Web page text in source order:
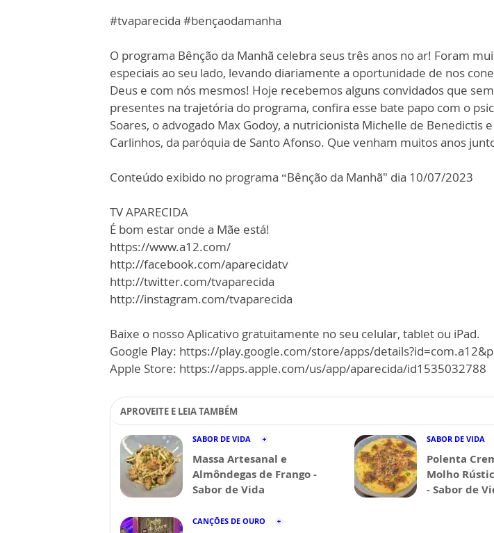
#tvaparecida #bençaodamanha
O programa Bênção da Manhã celebra seus três anos no ar! Foram
especiais ao seu lado, levando diariamente a oportunidade de nos
Deus e com nós mesmos! Hoje recebemos alguns convidados que
presentes na trajetória do programa, confira esse bate papo com o
Soares, o advogado Max Godoy, a nutricionista Michelle de Benedictis
Carlinhos, da paróquia de Santo Afonso. Que venham muitos anos
Conteúdo exibido no programa “Bênção da Manhã" dia 10/07/2023
TV APARECIDA
É bom estar onde a Mãe está!
https://www.a12.com/
http://facebook.com/aparecidatv
http://twitter.com/tvaparecida
http://instagram.com/tvaparecida
Baixe o nosso Aplicativo gratuitamente no seu celular, tablet ou iPad.
Google Play: https://play.google.com/store/apps/
Apple Store: https://apps.apple.com/us/app/aparecida/id1535032788
APROVEITE E LEIA TAMBÉM
SABOR DE VIDA
Massa Artesanal e
Almôndegas de Frango -
Sabor de Vida
SABOR DE VIDA
Polenta
Molho
- Sabor de
CANÇÕES DE OURO